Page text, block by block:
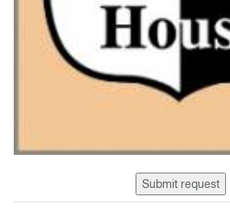
Submit request